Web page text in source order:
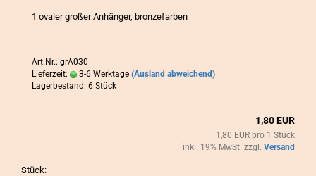
1 ova­ler gro­ßer An­hän­ger, bron­ze­far­ben
Art.Nr.: grA030
Lieferzeit:
3-6 Werktage (Ausland abweichend)
Lagerbestand: 6 Stück
1,80 EUR
1,80 EUR pro 1 Stück
inkl. 19% MwSt. zzgl. Versand
Stück: